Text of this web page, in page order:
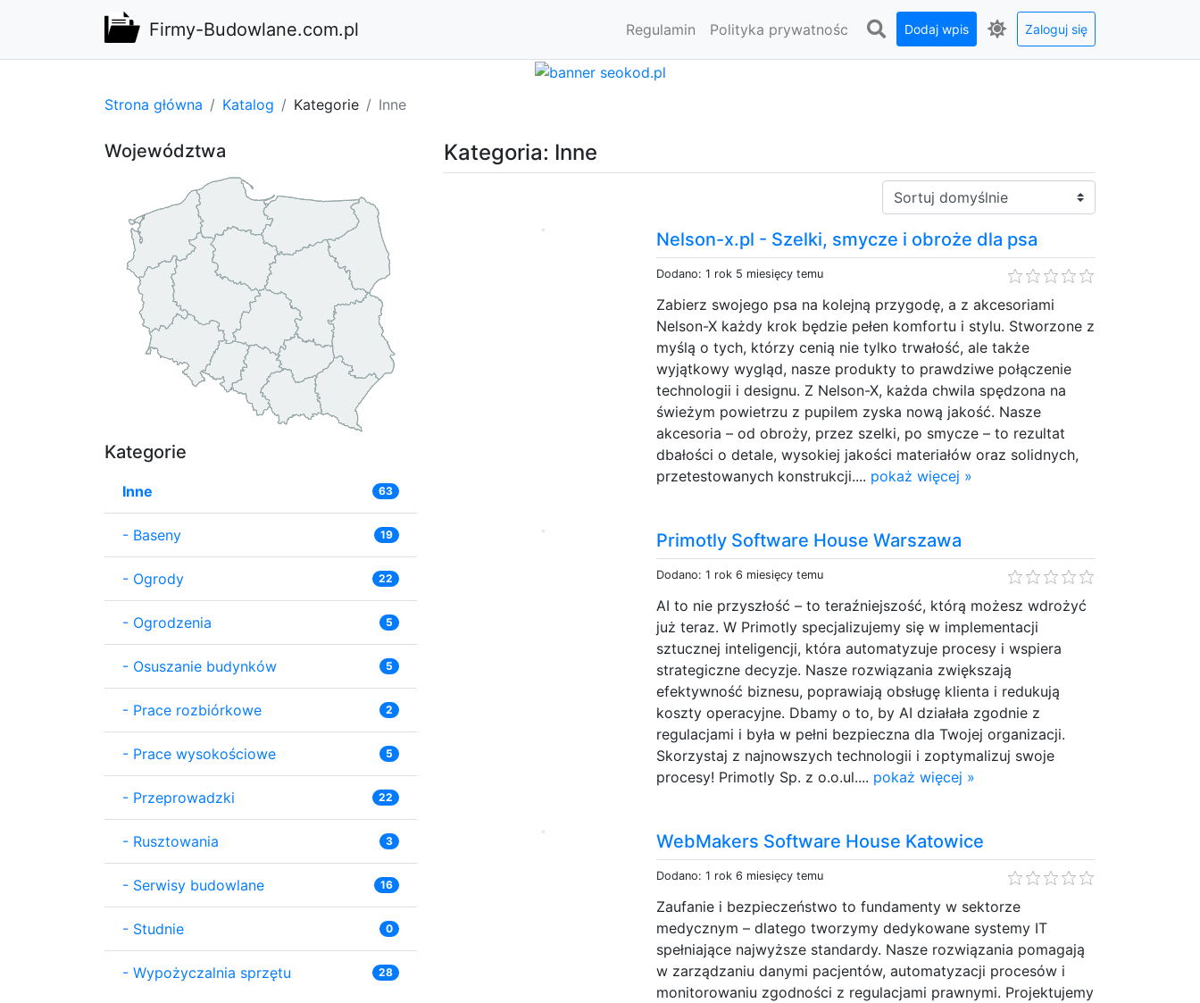
Firmy-Budowlane.com.pl Regulamin Polityka prywatnośc Dodaj wpis Zaloguj się
Strona główna Katalog Kategorie Inne
Kategoria: Inne
Sortuj:
Nelson-x.pl - Szelki, smycze i obroże dla psa
Dodano: 1 rok 5 miesięcy temu
Zabierz swojego psa na kolejną przygodę, a z akcesoriami
Nelson-X każdy krok będzie pełen komfortu i stylu. Stworzone z
myślą o tych, którzy cenią nie tylko trwałość, ale także
wyjątkowy wygląd, nasze produkty to prawdziwe połączenie
technologii i designu. Z Nelson-X, każda chwila spędzona na
świeżym powietrzu z pupilem zyska nową jakość. Nasze
akcesoria – od obroży, przez szelki, po smycze – to rezultat
dbałości o detale, wysokiej jakości materiałów oraz solidnych,
przetestowanych konstrukcji.... pokaż więcej »
Primotly Software House Warszawa
Dodano: 1 rok 6 miesięcy temu
AI to nie przyszłość – to teraźniejszość, którą możesz wdrożyć
już teraz. W Primotly specjalizujemy się w implementacji
sztucznej inteligencji, która automatyzuje procesy i wspiera
strategiczne decyzje. Nasze rozwiązania zwiększają
efektywność biznesu, poprawiają obsługę klienta i redukują
koszty operacyjne. Dbamy o to, by AI działała zgodnie z
regulacjami i była w pełni bezpieczna dla Twojej organizacji.
Skorzystaj z najnowszych technologii i zoptymalizuj swoje
procesy! Primotly Sp. z o.o.ul.... pokaż więcej »
WebMakers Software House Katowice
Dodano: 1 rok 6 miesięcy temu
Zaufanie i bezpieczeństwo to fundamenty w sektorze
medycznym – dlatego tworzymy dedykowane systemy IT
spełniające najwyższe standardy. Nasze rozwiązania pomagają
w zarządzaniu danymi pacjentów, automatyzacji procesów i
monitorowaniu zgodności z regulacjami prawnymi. Projektujemy
Województwa
Kategorie
Inne 63
- Baseny 19
- Ogrody 22
- Ogrodzenia 5
- Osuszanie budynków 5
- Prace rozbiórkowe 2
- Prace wysokościowe 5
- Przeprowadzki 22
- Rusztowania 3
- Serwisy budowlane 16
- Studnie 0
- Wypożyczalnia sprzętu 28